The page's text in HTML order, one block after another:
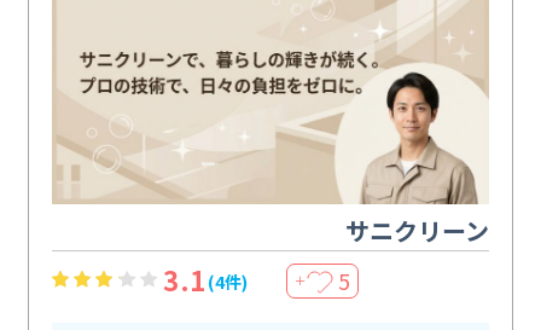
サニクリーン
3.1 (4件) ＋ 5